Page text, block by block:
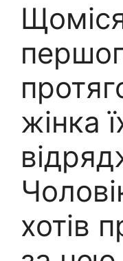
жінка
хотів